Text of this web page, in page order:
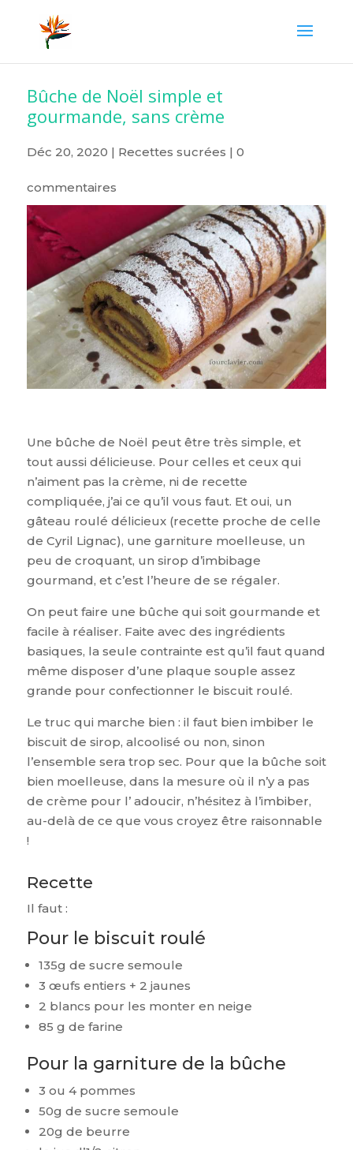
Bûche de Noël simple et
gourmande, sans crème
Déc 20, 2020 | Recettes sucrées | 0
commentaires
Une bûche de Noël peut être très simple, et
tout aussi délicieuse. Pour celles et ceux qui
n’aiment pas la crème, ni de recette
compliquée, j’ai ce qu’il vous faut. Et oui, un
gâteau roulé délicieux (recette proche de celle
de Cyril Lignac), une garniture moelleuse, un
peu de croquant, un sirop d’imbibage
gourmand, et c’est l’heure de se régaler.
On peut faire une bûche qui soit gourmande et
facile à réaliser. Faite avec des ingrédients
basiques, la seule contrainte est qu’il faut quand
même disposer d’une plaque souple assez
grande pour confectionner le biscuit roulé.
Le truc qui marche bien : il faut bien imbiber le
biscuit de sirop, alcoolisé ou non, sinon
l’ensemble sera trop sec. Pour que la bûche soit
bien moelleuse, dans la mesure où il n’y a pas
de crème pour l’ adoucir, n’hésitez à l’imbiber,
au-delà de ce que vous croyez être raisonnable
!
Recette
Il faut :
Pour le biscuit roulé
135g de sucre semoule
3 œufs entiers + 2 jaunes
2 blancs pour les monter en neige
85 g de farine
Pour la garniture de la bûche
3 ou 4 pommes
50g de sucre semoule
20g de beurre